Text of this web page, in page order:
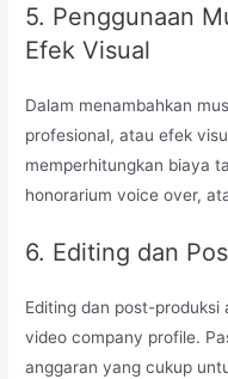
5. Penggunaan
Efek Visual
Dalam menambahkan
profesional, atau efek
memperhitungkan biaya
honorarium voice over,
6. Editing dan
Editing dan post-produksi
video company profile.
anggaran yang cukup